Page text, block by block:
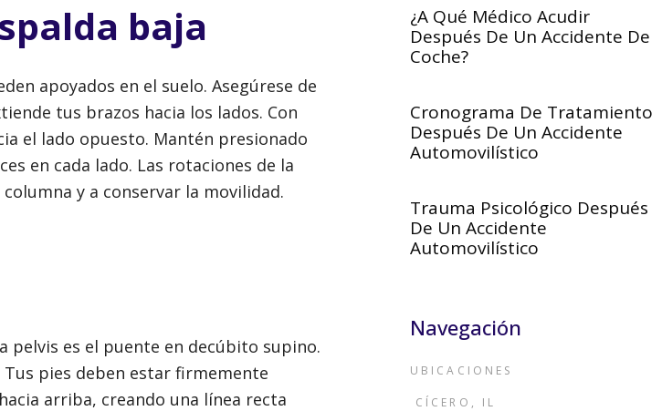
baja
apoyados en el suelo. Asegúrese de
tus brazos hacia los lados. Con
el lado opuesto. Mantén presionado
en cada lado. Las rotaciones de la
y a conservar la movilidad.
pelvis es el puente en decúbito supino.
pies deben estar firmemente
arriba, creando una línea recta
¿A Qué Médico Acudir
Después De Un Accidente De
Coche?
Cronograma De Tratamiento
Después De Un Accidente
Automovilístico
Trauma Psicológico Después
De Un Accidente
Automovilístico
Navegación
UBICACIONES
CÍCERO, IL